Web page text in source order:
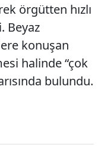
örgütten hızlı
Beyaz
konuşan
halinde “çok
bulundu.